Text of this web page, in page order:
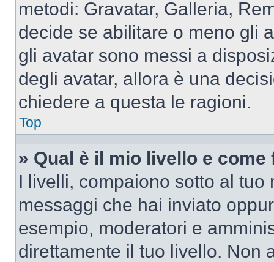
metodi: Gravatar, Galleria,
decide se abilitare o meno gli
gli avatar sono messi a
degli avatar, allora è una
chiedere a questa le ragioni.
Top
» Qual è il mio livello e
I livelli, compaiono sotto al
messaggi che hai inviato
esempio, moderatori e
direttamente il tuo livello. Non